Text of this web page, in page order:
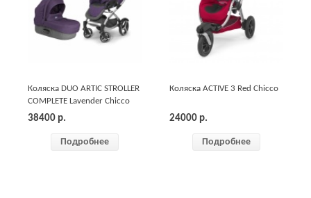
Коляска DUO ARTIC STROLLER
COMPLETE Lavender Chicco
38400 р.
Подробнее
Коляска ACTIVE 3 Red Chicco
24000 р.
Подробнее